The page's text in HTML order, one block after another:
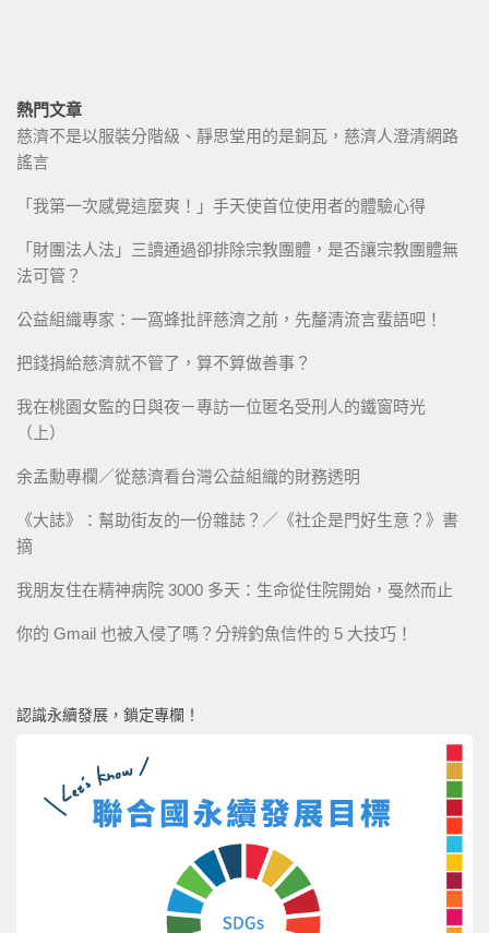
熱門文章
慈濟不是以服裝分階級、靜思堂用的是銅瓦，慈濟人澄清網路
謠言
「我第一次感覺這麼爽！」手天使首位使用者的體驗心得
「財團法人法」三讀通過卻排除宗教團體，是否讓宗教團體無
法可管？
公益組織專家：一窩蜂批評慈濟之前，先釐清流言蜚語吧！
把錢捐給慈濟就不管了，算不算做善事？
我在桃園女監的日與夜－專訪一位匿名受刑人的鐵窗時光
（上）
余孟勳專欄／從慈濟看台灣公益組織的財務透明
《大誌》：幫助街友的一份雜誌？／《社企是門好生意？》書
摘
我朋友住在精神病院 3000 多天：生命從住院開始，戞然而止
你的 Gmail 也被入侵了嗎？分辨釣魚信件的 5 大技巧！
認識永續發展，鎖定專欄！